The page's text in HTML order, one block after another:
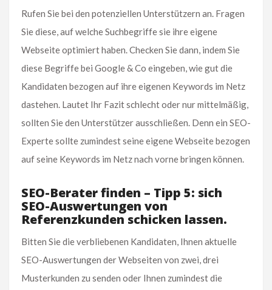
Rufen Sie bei den potenziellen Unterstützern an. Fragen
Sie diese, auf welche Suchbegriffe sie ihre eigene
Webseite optimiert haben. Checken Sie dann, indem Sie
diese Begriffe bei Google & Co eingeben, wie gut die
Kandidaten bezogen auf ihre eigenen Keywords im Netz
dastehen. Lautet Ihr Fazit schlecht oder nur mittelmäßig,
sollten Sie den Unterstützer ausschließen. Denn ein SEO-
Experte sollte zumindest seine eigene Webseite bezogen
auf seine Keywords im Netz nach vorne bringen können.
SEO-Berater finden – Tipp 5: sich
SEO-Auswertungen von
Referenzkunden schicken lassen.
Bitten Sie die verbliebenen Kandidaten, Ihnen aktuelle
SEO-Auswertungen der Webseiten von zwei, drei
Musterkunden zu senden oder Ihnen zumindest die